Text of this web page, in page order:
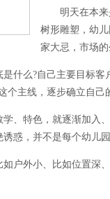
明天在本来
树形雕塑，幼
家大忌，市场
么?自己主要目标客
个主线，逐步确立自
特色，就逐渐加入
惑，并不是每个幼儿
外小、比如位置深